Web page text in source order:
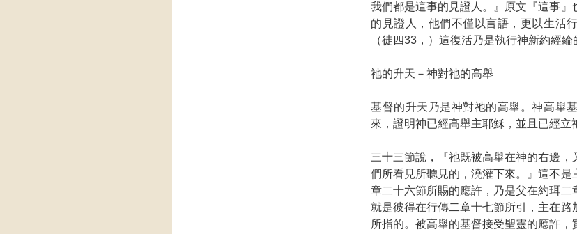
我們都是這事的見證人。』原文『這事
的見證人，他們不僅以言語，更以生活
（徒四33，）這復活乃是執行神新約經綸
祂的升天－神對祂的高舉
基督的升天乃是神對祂的高舉。神高舉
來，證明神已經高舉主耶穌，並且已經立
三十三節說，『祂既被高舉在神的右邊
們所看見所聽見的，澆灌下來。』這不
章二十六節所賜的應許，乃是父在約珥二
就是彼得在行傳二章十七節所引，主在
所指的。被高舉的基督接受聖靈的應許